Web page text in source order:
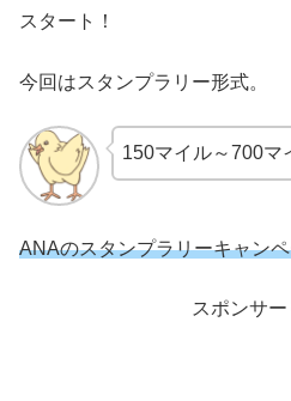
スタート！
今回はスタンプラリー形式。
150マイル～700マ
ANAのスタンプラリーキャン
スポンサー